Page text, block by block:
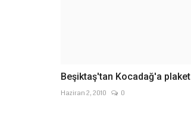
Beşiktaş'tan Kocadağ'a plaket
Haziran 2, 2010 0